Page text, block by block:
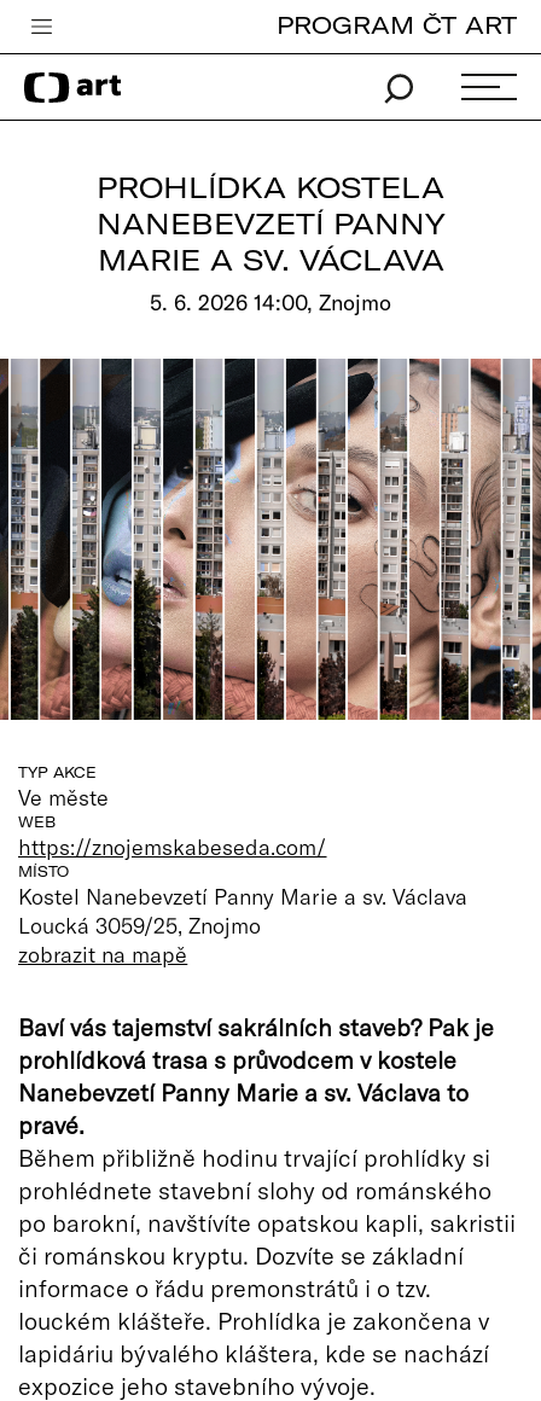
Česká televize
Zpravodajství
TV program
edu
Vše o ČT
PROGRAM ČT ART
PROHLÍDKA KOSTELA
NANEBEVZETÍ PANNY
MARIE A SV. VÁCLAVA
5. 6. 2026 14:00, Znojmo
TYP AKCE
Ve měste
WEB
https://znojemskabeseda.com/
MÍSTO
Kostel Nanebevzetí Panny Marie a sv. Václava
Loucká 3059/25, Znojmo
zobrazit na mapě
Baví vás tajemství sakrálních staveb? Pak je
prohlídková trasa s průvodcem v kostele
Nanebevzetí Panny Marie a sv. Václava to
pravé.
Během přibližně hodinu trvající prohlídky si
prohlédnete stavební slohy od románského
po barokní, navštívíte opatskou kapli, sakristii
či románskou kryptu. Dozvíte se základní
informace o řádu premonstrátů i o tzv.
louckém klášteře. Prohlídka je zakončena v
lapidáriu bývalého kláštera, kde se nachází
expozice jeho stavebního vývoje.